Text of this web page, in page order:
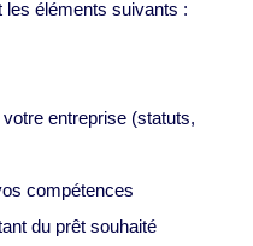
les éléments suivants :
entreprise (statuts,
compétences
du prêt souhaité